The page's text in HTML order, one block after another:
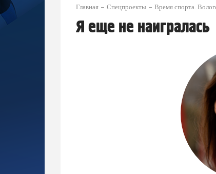
Главная Спецпроекты Время спорта.
Я еще не наигралась